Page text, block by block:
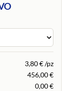
3,80 € /pz
456,00 €
0,00 €